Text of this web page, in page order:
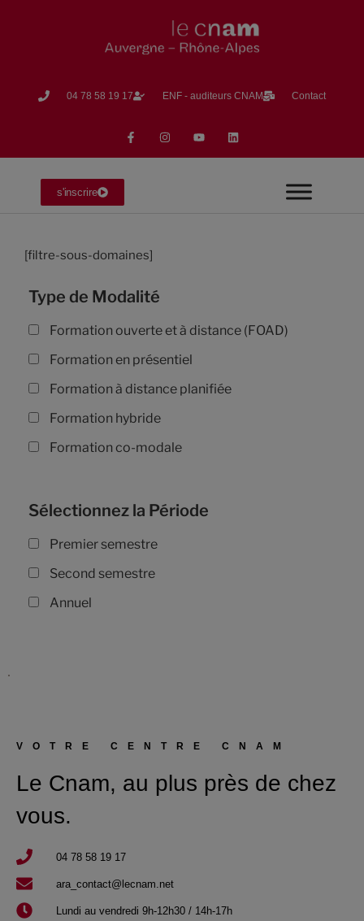
04 78 58 19 17​ ENF - auditeurs CNAM Contact
s'inscrire
[filtre-sous-domaines]
Type de Modalité
Formation ouverte et à distance (FOAD)
Formation en présentiel
Formation à distance planifiée
Formation hybride
Formation co-modale
Sélectionnez la Période
Premier semestre
Second semestre
Annuel
VOTRE CENTRE CNAM
Le Cnam, au plus près de chez
vous.
04 78 58 19 17​
ara_contact@lecnam.net
Lundi au vendredi 9h-12h30 / 14h-17h